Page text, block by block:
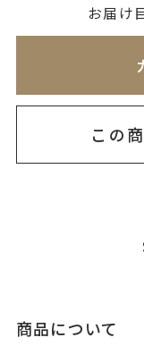
(刻印
お届け
この
商品について